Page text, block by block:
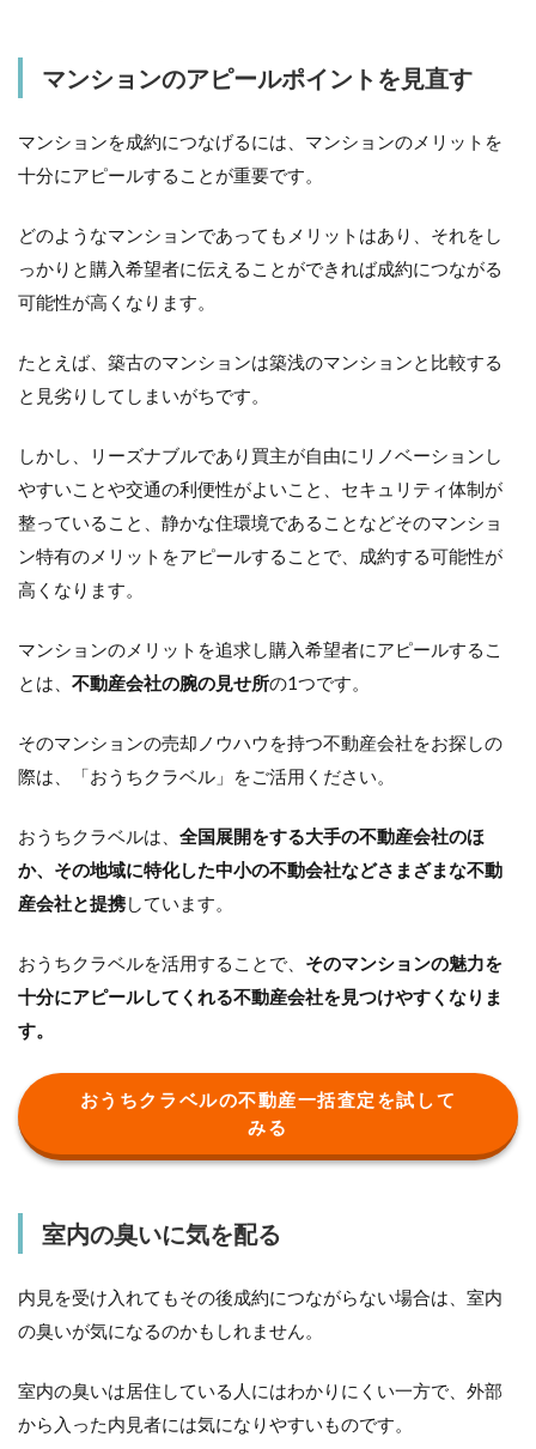
マンションのアピールポイントを見直す
マンションを成約につなげるには、マンションのメリットを
十分にアピールすることが重要です。
どのようなマンションであってもメリットはあり、それをし
っかりと購入希望者に伝えることができれば成約につながる
可能性が高くなります。
たとえば、築古のマンションは築浅のマンションと比較する
と見劣りしてしまいがちです。
しかし、リーズナブルであり買主が自由にリノベーションし
やすいことや交通の利便性がよいこと、セキュリティ体制が
整っていること、静かな住環境であることなどそのマンショ
ン特有のメリットをアピールすることで、成約する可能性が
高くなります。
マンションのメリットを追求し購入希望者にアピールするこ
とは、 不動産会社の腕の見せ所の1つです。
そのマンションの売却ノウハウを持つ不動産会社をお探しの
際は、「おうちクラベル」をご活用ください。
おうちクラベルは、 全国展開をする大手の不動産会社のほ
か、その地域に特化した中小の不動会社などさまざまな不動
産会社と提携しています。
おうちクラベルを活用することで、 そのマンションの魅力を
十分にアピールしてくれる不動産会社を見つけやすくなりま
す。
おうちクラベルの不動産一括査定を試して
みる
室内の臭いに気を配る
内見を受け入れてもその後成約につながらない場合は、室内
の臭いが気になるのかもしれません。
室内の臭いは居住している人にはわかりにくい一方で、外部
から入った内見者には気になりやすいものです。